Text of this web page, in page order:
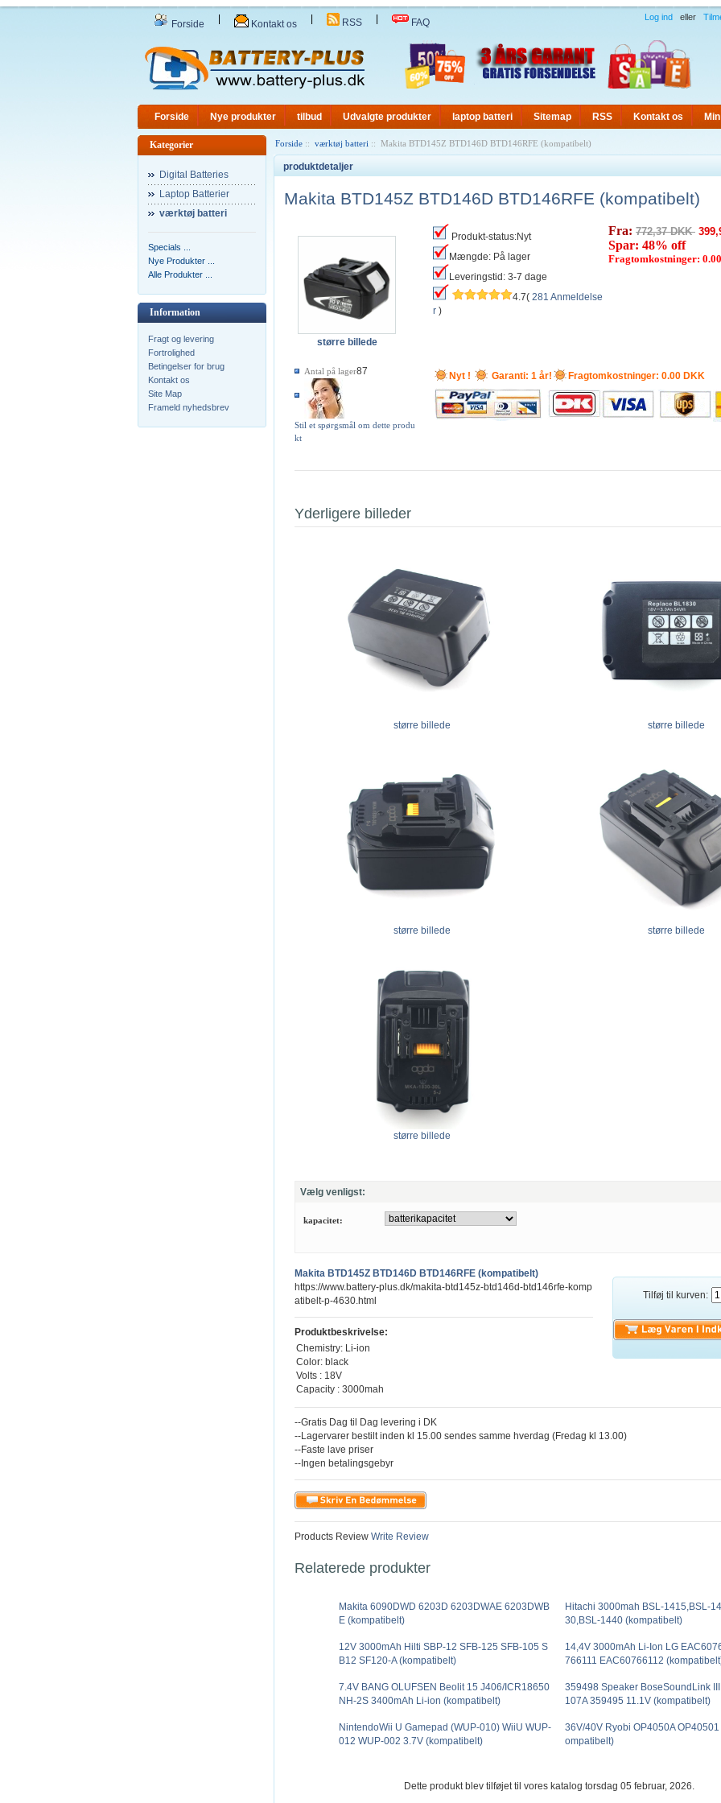
Forside Kontakt os RSS FAQ Log ind eller
Forside Nye produkter tilbud Udvalgte produkter laptop batteri Sitemap RSS Kontakt os
Kategorier
Digital Batteries
Laptop Batterier
værktøj batteri
Specials ...
Nye Produkter ...
Alle Produkter ...
Information
Fragt og levering
Fortrolighed
Betingelser for brug
Kontakt os
Site Map
Frameld nyhedsbrev
Forside :: værktøj batteri :: Makita BTD145Z BTD146D BTD146RFE (kompatibelt)
produktdetaljer
Makita BTD145Z BTD146D BTD146RFE (kompatibelt)
større billede
Antal på lager87
Stil et spørgsmål om dette produ
kt
Produkt-status:Nyt
Mængde: På lager
Leveringstid: 3-7 dage
4.7( 281 Anmeldelse
r )
Fra: 772,37 DKK
Spar: 48% off
Fragtomkostninger:
Nyt ! Garanti: 1 år! Fragtomkostninger: 0.00 DKK
Yderligere billeder
større billede større billede
større billede større billede
større billede
Vælg venligst:
kapacitet:
Tilføj til kurven:
Makita BTD145Z BTD146D BTD146RFE (kompatibelt)
https://www.battery-plus.dk/makita-btd145z-btd146d-btd146rfe-komp
atibelt-p-4630.html
Produktbeskrivelse:
Chemistry: Li-ion
Color: black
Volts : 18V
Capacity : 3000mah
--Gratis Dag til Dag levering i DK
--Lagervarer bestilt inden kl 15.00 sendes samme hverdag (Fredag kl 13.00)
--Faste lave priser
--Ingen betalingsgebyr
Products Review Write Review
Relaterede produkter
Makita 6090DWD 6203D 6203DWAE 6203DWB
E (kompatibelt)
Hitachi 3000mah BSL-1415,BSL-
30,BSL-1440 (kompatibelt)
12V 3000mAh Hilti SBP-12 SFB-125 SFB-105 S
B12 SF120-A (kompatibelt)
14,4V 3000mAh Li-Ion LG
766111 EAC60766112
7.4V BANG OLUFSEN Beolit 15 J406/ICR18650
NH-2S 3400mAh Li-ion (kompatibelt)
359498 Speaker BoseSoundLink
107A 359495 11.1V (kompatibelt)
NintendoWii U Gamepad (WUP-010) WiiU WUP-
012 WUP-002 3.7V (kompatibelt)
36V/40V Ryobi OP4050A
ompatibelt)
Dette produkt blev tilføjet til vores katalog torsdag 05 februar, 2026.